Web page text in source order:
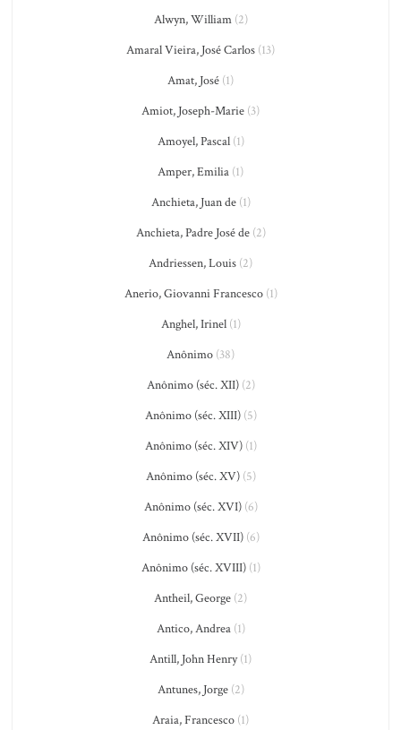
Alwyn, William(2)
Amaral Vieira, José Carlos (13)
Amat, José (1)
Amiot, Joseph-Marie (3)
Amoyel, Pascal(1)
Amper, Emilia (1)
Anchieta, Juan de(1)
Anchieta, Padre José de(2)
Andriessen, Louis (2)
Anerio, Giovanni Francesco(1)
Anghel, Irinel(1)
Anônimo (38)
Anônimo (séc. XII)(2)
Anônimo (séc. XIII)(5)
Anônimo (séc. XIV)(1)
Anônimo (séc. XV)(5)
Anônimo (séc. XVI)(6)
Anônimo (séc. XVII)(6)
Anônimo (séc. XVIII)(1)
Antheil, George (2)
Antico, Andrea(1)
Antill, John Henry(1)
Antunes, Jorge(2)
Araia, Francesco (1)